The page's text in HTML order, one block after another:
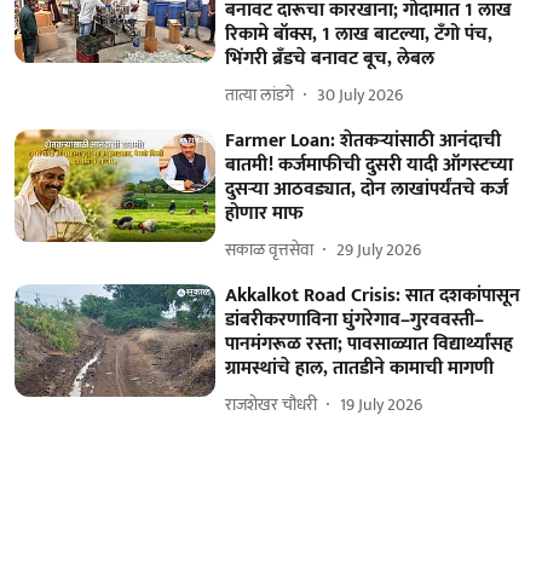
बनावट दारूचा कारखाना; गोदामात 1 लाख
रिकामे बॉक्स, 1 लाख बाटल्या, टॅंगो पंच,
भिंगरी ब्रॅंडचे बनावट बूच, लेबल
तात्या लांडगे 30 July 2026
Farmer Loan: शेतकऱ्यांसाठी आनंदाची
बातमी! कर्जमाफीची दुसरी यादी ऑगस्टच्या
दुसऱ्या आठवड्यात, दोन लाखांपर्यंतचे कर्ज
होणार माफ
सकाळ वृत्तसेवा 29 July 2026
Akkalkot Road Crisis: सात दशकांपासून
डांबरीकरणाविना घुंगरेगाव–गुरववस्ती–
पानमंगरूळ रस्ता; पावसाळ्यात विद्यार्थ्यांसह
ग्रामस्थांचे हाल, तातडीने कामाची मागणी
राजशेखर चौधरी 19 July 2026